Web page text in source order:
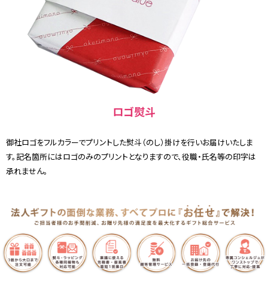
ロゴ熨斗
御社ロゴをフルカラーでプリントした熨斗（のし）掛けを行いお届けいたしま
す。記名箇所にはロゴのみのプリントとなりますので、役職・氏名等の印字は
承れません。